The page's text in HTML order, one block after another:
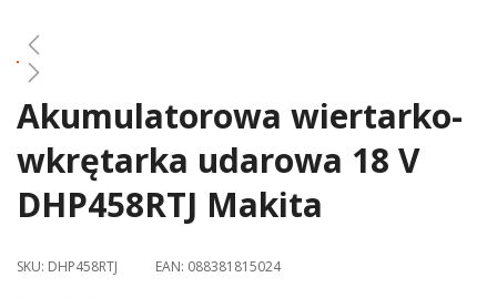
Skip
to
the
beginning
of
images
Akumulatorowa wiertarko-
wkrętarka udarowa 18 V
DHP458RTJ Makita
SKU: DHP458RTJ EAN: 088381815024